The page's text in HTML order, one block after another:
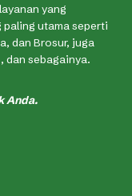
yang
utama seperti
dan Brosur, juga
dan sebagainya.
Anda.